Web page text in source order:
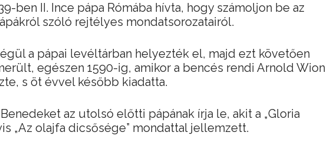
ben II. Ince pápa Rómába hívta, hogy számoljon be az
szóló rejtélyes mondatsorozatairól.
a pápai levéltárban helyezték el, majd ezt követően
egészen 1590-ig, amikor a bencés rendi Arnold Wion
s öt évvel később kiadatta.
az utolsó előtti pápának írja le, akit a „Gloria
„Az olajfa dicsősége” mondattal jellemzett.